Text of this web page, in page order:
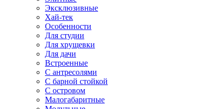
Эксклюзивные
Хай-тек
Особенности
Для студии
Для хрущевки
Для дачи
Встроенные
С антресолями
С барной стойкой
С островом
Малогабаритные